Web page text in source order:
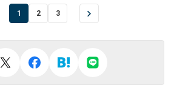
1 2 3